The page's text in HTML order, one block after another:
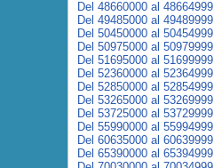
Del 48660000 al 48664999
Del 49485000 al 49489999
Del 50450000 al 50454999
Del 50975000 al 50979999
Del 51695000 al 51699999
Del 52360000 al 52364999
Del 52850000 al 52854999
Del 53265000 al 53269999
Del 53725000 al 53729999
Del 55990000 al 55994999
Del 60635000 al 60639999
Del 65390000 al 65394999